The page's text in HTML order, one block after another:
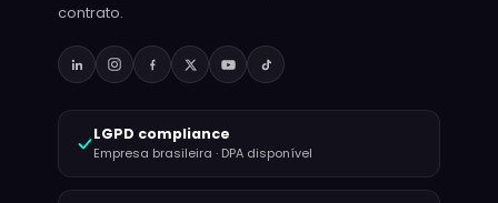
contrato.
LGPD compliance
Empresa brasileira · DPA disponível